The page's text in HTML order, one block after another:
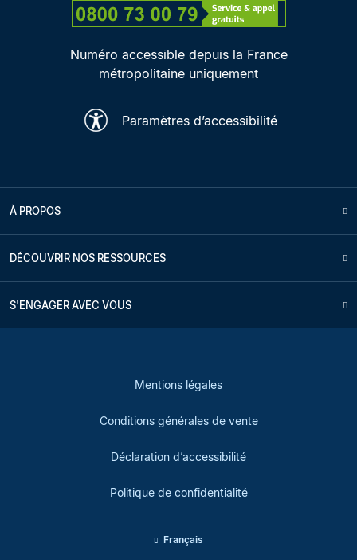
Numéro accessible depuis la France
métropolitaine uniquement
Paramètres d’accessibilité
À PROPOS
DÉCOUVRIR NOS RESSOURCES
S'ENGAGER AVEC VOUS
Mentions légales
Conditions générales de vente
Déclaration d’accessibilité
Politique de confidentialité
Français